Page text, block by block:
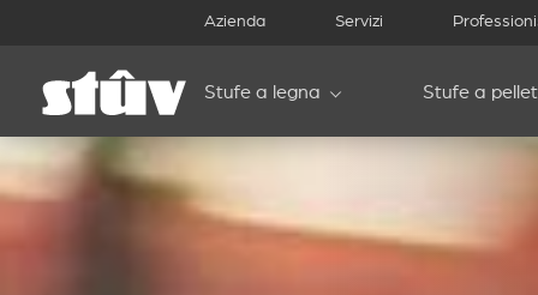
Azienda Servizi
Stufe a legna Stufe a pellet